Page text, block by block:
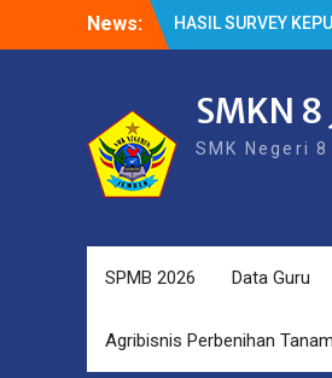
News:
HASIL SURVEY
HASIL SPMB
SMKN 8
SMK Negeri
SPMB 2026 Data Guru
Agribisnis Perbenihan